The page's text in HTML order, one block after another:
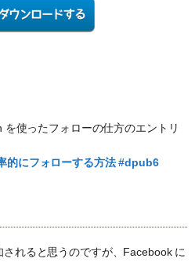
使ったフォローの仕方のエントリ
的にフォローする方法 #dpub6
れると思うのですが、Facebook に